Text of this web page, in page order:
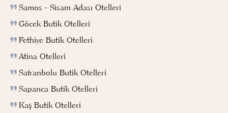
Samos - Sisam Adası Otelleri
Göcek Butik Otelleri
Fethiye Butik Otelleri
Atina Otelleri
Safranbolu Butik Otelleri
Sapanca Butik Otelleri
Kaş Butik Otelleri